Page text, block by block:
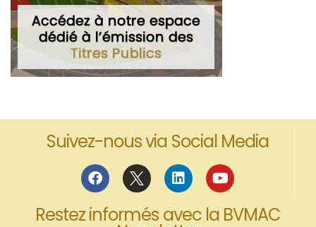
Suivez-nous via Social Media
Restez informés avec la BVMAC